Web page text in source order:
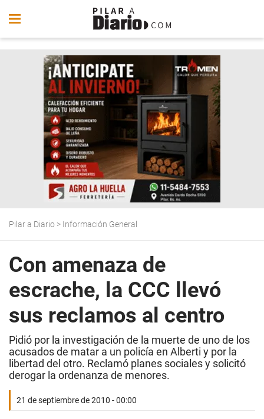
Pilar a Diario > Información General
Con amenaza de
escrache, la CCC llevó
sus reclamos al centro
Pidió por la investigación de la muerte de uno de los
acusados de matar a un policía en Alberti y por la
libertad del otro. Reclamó planes sociales y solicitó
derogar la ordenanza de menores.
21 de septiembre de 2010 - 00:00